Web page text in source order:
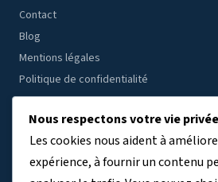
Contact
Blog
Mentions légales
Politique de confidentialité
ÉTABLISSEMENTS PAR RÉGION
Nous respectons votre vie privée
Les cookies nous aident à
expérience, à fournir un contenu